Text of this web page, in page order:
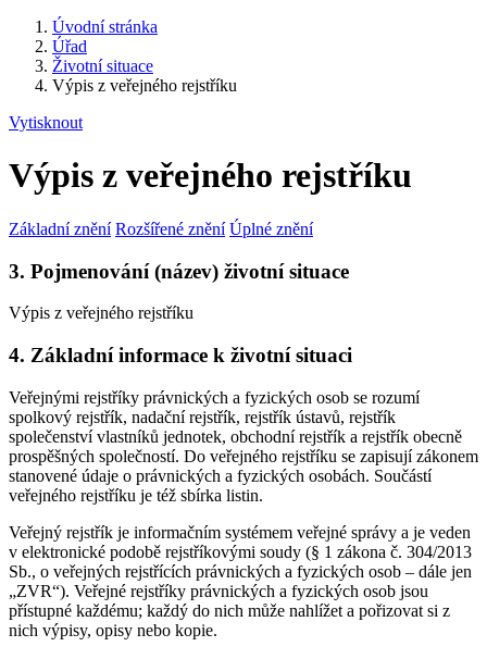
Úvodní stránka
Úřad
Životní situace
Výpis z veřejného rejstříku
Vytisknout
Výpis z veřejného rejstříku
Základní znění Rozšířené znění Úplné znění
3. Pojmenování (název) životní situace
Výpis z veřejného rejstříku
4. Základní informace k životní situaci
Veřejnými rejstříky právnických a fyzických osob se rozumí
spolkový rejstřík, nadační rejstřík, rejstřík ústavů, rejstřík
společenství vlastníků jednotek, obchodní rejstřík a rejstřík obecně
prospěšných společností. Do veřejného rejstříku se zapisují zákonem
stanovené údaje o právnických a fyzických osobách. Součástí
veřejného rejstříku je též sbírka listin.
Veřejný rejstřík je informačním systémem veřejné správy a je veden
v elektronické podobě rejstříkovými soudy (§ 1 zákona č. 304/2013
Sb., o veřejných rejstřících právnických a fyzických osob – dále jen
„ZVR“). Veřejné rejstříky právnických a fyzických osob jsou
přístupné každému; každý do nich může nahlížet a pořizovat si z
nich výpisy, opisy nebo kopie.